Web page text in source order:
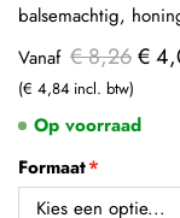
Vanaf € 8,26€
€ 4,84
Formaat
Op voorraad
balsemachtig,